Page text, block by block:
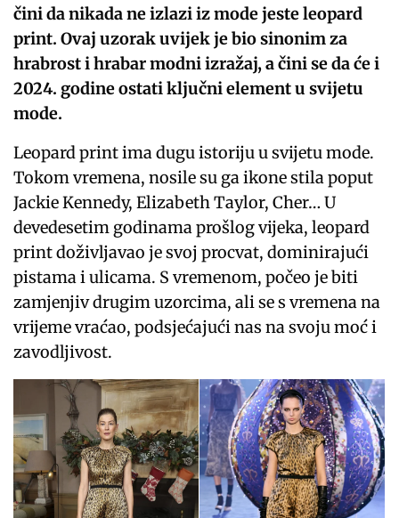
čini da nikada ne izlazi iz mode jeste leopard
print. Ovaj uzorak uvijek je bio sinonim za
hrabrost i hrabar modni izražaj, a čini se da će i
2024. godine ostati ključni element u svijetu
mode.
Leopard print ima dugu istoriju u svijetu mode.
Tokom vremena, nosile su ga ikone stila poput
Jackie Kennedy, Elizabeth Taylor, Cher… U
devedesetim godinama prošlog vijeka, leopard
print doživljavao je svoj procvat, dominirajući
pistama i ulicama. S vremenom, počeo je biti
zamjenjiv drugim uzorcima, ali se s vremena na
vrijeme vraćao, podsjećajući nas na svoju moć i
zavodljivost.